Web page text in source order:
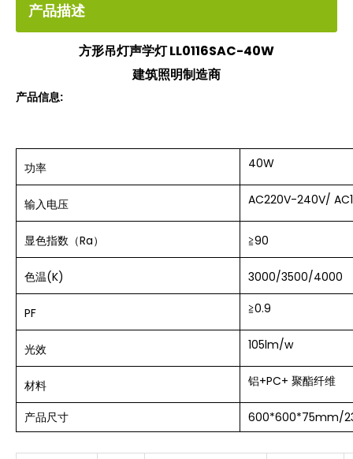
产品描述
方形吊灯声学灯 LL0116SAC-40W
建筑照明制造商
产品信息:
功率 40W
输入电压 AC220V-240V/
显色指数（Ra） ≧90
色温(K) 3000/3500/4000
PF ≧0.9
光效 105lm/w
材料 铝+PC+ 聚酯纤维
产品尺寸 600*600*75mm/